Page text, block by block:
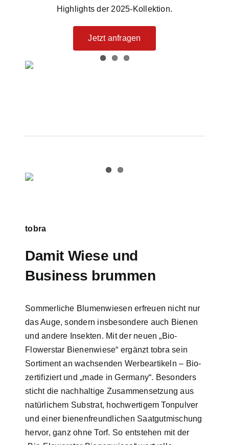
Highlights der 2025-Kollektion.
Jetzt anfragen
tobra
Damit Wiese und
Business brummen
Sommerliche Blumenwiesen erfreuen nicht nur
das Auge, sondern insbesondere auch Bienen
und andere Insekten. Mit der neuen „Bio-
Flowerstar Bienenwiese“ ergänzt tobra sein
Sortiment an wachsenden Werbeartikeln – Bio-
zertifiziert und „made in Germany“. Besonders
sticht die nachhaltige Zusammensetzung aus
natürlichem Substrat, hochwertigem Tonpulver
und einer bienenfreundlichen Saatgutmischung
hervor, ganz ohne Torf. So entstehen mit der